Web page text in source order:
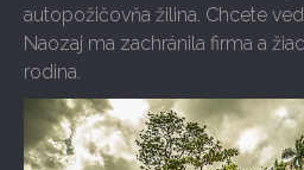
autopožičovňa žilina. Chcete
Naozaj ma zachránila firma a
rodina.